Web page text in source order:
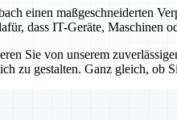
einen maßgeschneiderten
dass IT-Geräte, Maschinen
Sie von unserem
zu gestalten. Ganz gleich, ob